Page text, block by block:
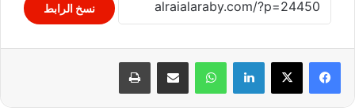
نسخ الرابط
لينكدإن واتساب مشاركة عبر البريد طباعة